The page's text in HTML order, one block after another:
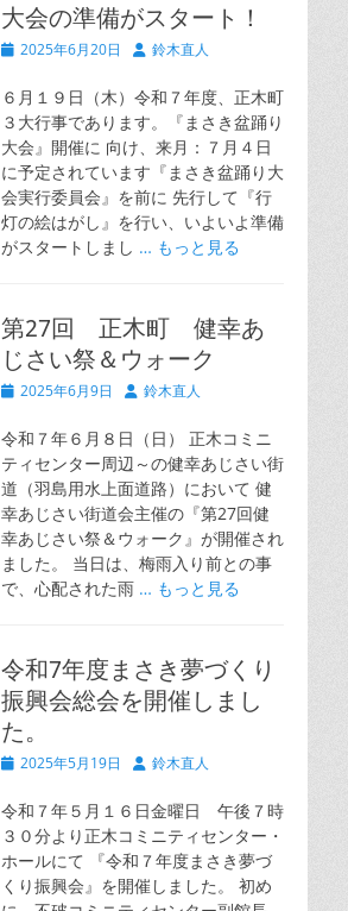
大会の準備がスタート！
投
日
2025年6月20日
投
者
鈴木直人
６月１９日（木）令和７年度、正木町
３大行事であります。『まさき盆踊り
大会』開催に 向け、来月：７月４日
に予定されています『まさき盆踊り大
会実行委員会』を前に 先行して『行
灯の絵はがし』を行い、いよいよ準備
がスタートしまし … もっと見る
第27回 正木町 健幸あ
じさい祭＆ウォーク
投
日
2025年6月9日
投
者
鈴木直人
令和７年６月８日（日） 正木コミニ
ティセンター周辺～の健幸あじさい街
道（羽島用水上面道路）において 健
幸あじさい街道会主催の『第27回健
幸あじさい祭＆ウォーク』が開催され
ました。 当日は、梅雨入り前との事
で、心配された雨 … もっと見る
令和7年度まさき夢づくり
振興会総会を開催しまし
た。
投
日
2025年5月19日
投
者
鈴木直人
令和７年５月１６日金曜日 午後７時
３０分より正木コミニティセンター・
ホールにて 『令和７年度まさき夢づ
くり振興会』を開催しました。 初め